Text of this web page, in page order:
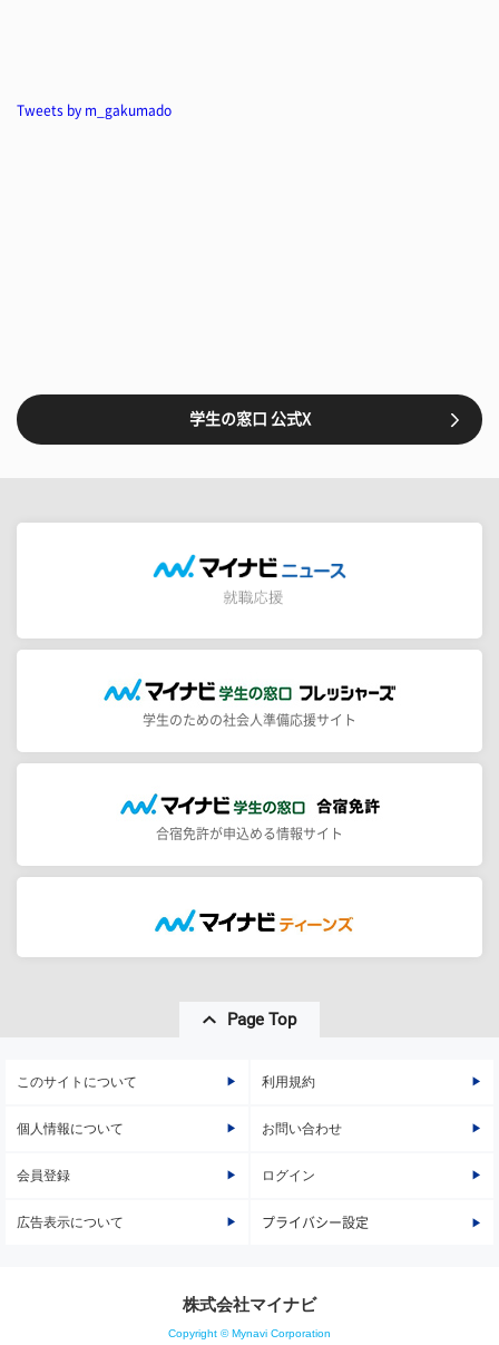
Tweets by m_gakumado
学生の窓口 公式X
学生のための社会人準備応援サイト
合宿免許が申込める情報サイト
Page Top
このサイトについて 利用規約
個人情報について お問い合わせ
会員登録 ログイン
広告表示について プライバシー設定
株式会社マイナビ
Copyright © Mynavi Corporation